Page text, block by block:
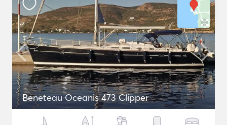
Beneteau Oceanis 473 Clipper